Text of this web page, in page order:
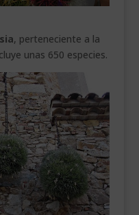
, perteneciente a la
unas 650 especies.